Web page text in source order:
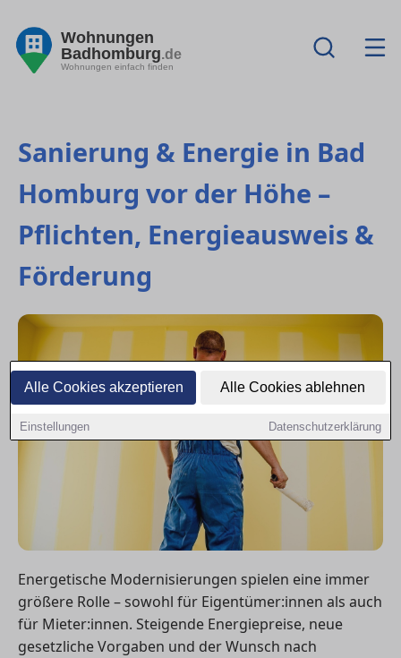
Alle Cookies akzeptieren Alle Cookies ablehnen
Einstellungen Datenschutzerklärung
Wohnungen
Badhomburg.de
Wohnungen einfach finden
Sanierung & Energie in Bad
Homburg vor der Höhe –
Pflichten, Energieausweis &
Förderung
Energetische Modernisierungen spielen eine immer
größere Rolle – sowohl für Eigentümer:innen als auch
für Mieter:innen. Steigende Energiepreise, neue
gesetzliche Vorgaben und der Wunsch nach